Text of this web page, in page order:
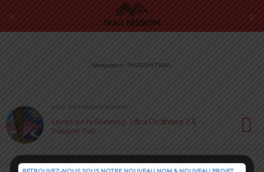
Marqueurs › PASSION TRAIL
9 AOÛT 2021 • PAR SÉBASTIEN RÉMOND
Livres sur le Running : Ultra Ordinaire 2 &
Passion Trail